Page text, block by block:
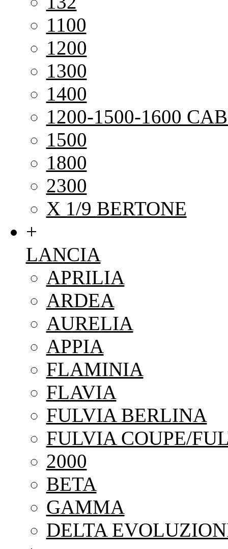
1100
1200
1300
1400
1200-1500-1600
1500
1800
2300
X 1/9 BERTONE
+
LANCIA
APRILIA
ARDEA
AURELIA
APPIA
FLAMINIA
FLAVIA
FULVIA BERLINA
FULVIA COUPE/
2000
BETA
GAMMA
DELTA